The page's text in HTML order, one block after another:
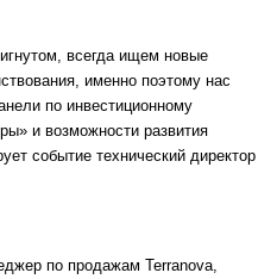
всегда ищем новые
именно поэтому нас
по инвестиционному
и возможности развития
событие технический директор
по продажам Terranova,